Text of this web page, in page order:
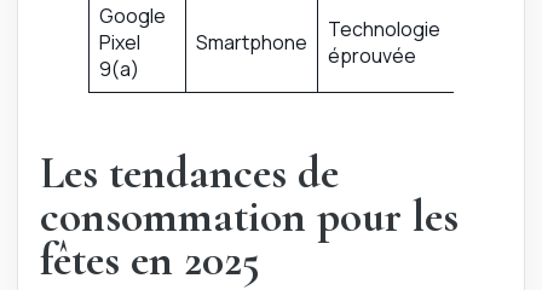
Google
Pixel
9(a)
Smartphone
Technologie
éprouvée
Les tendances de
consommation pour les
fêtes en 2025